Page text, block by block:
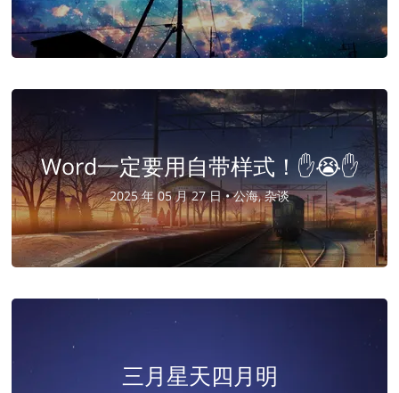
Word一定要用自带样式！✋😭✋
2025 年 05 月 27 日 •公海, 杂谈
三月星天四月明